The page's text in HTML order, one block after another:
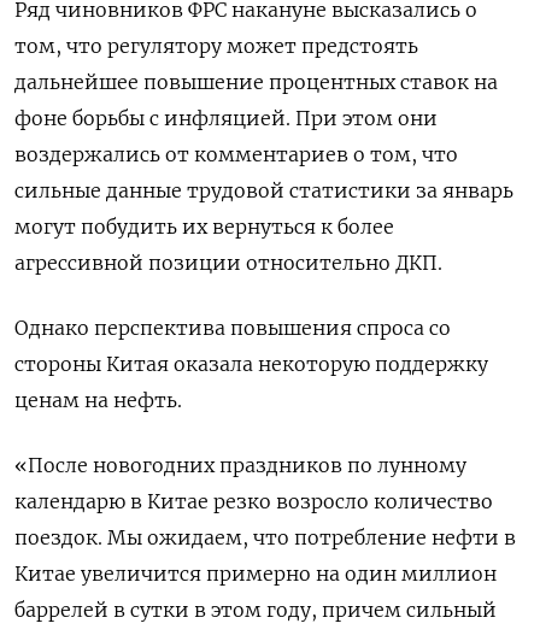
Ряд чиновников ФРС накануне высказались о
том, что регулятору может предстоять
дальнейшее повышение процентных ставок на
фоне борьбы с инфляцией. При этом они
воздержались от комментариев о том, что
сильные данные трудовой статистики за январь
могут побудить их вернуться к более
агрессивной позиции относительно ДКП.
Однако перспектива повышения спроса со
стороны Китая оказала некоторую поддержку
ценам на нефть.
«После новогодних праздников по лунному
календарю в Китае резко возросло количество
поездок. Мы ожидаем, что потребление нефти в
Китае увеличится примерно на один миллион
баррелей в сутки в этом году, причем сильный